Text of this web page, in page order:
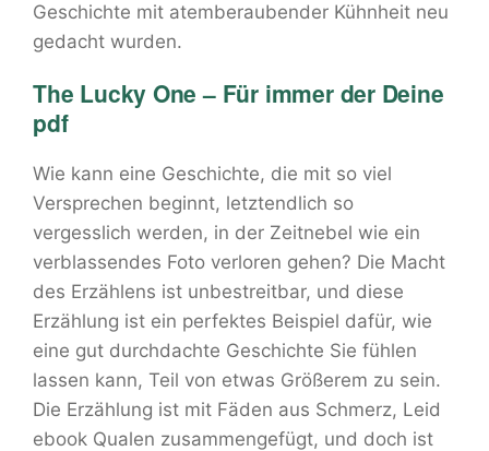
Geschichte mit atemberaubender Kühnheit neu
gedacht wurden.
The Lucky One – Für immer der Deine
pdf
Wie kann eine Geschichte, die mit so viel
Versprechen beginnt, letztendlich so
vergesslich werden, in der Zeitnebel wie ein
verblassendes Foto verloren gehen? Die Macht
des Erzählens ist unbestreitbar, und diese
Erzählung ist ein perfektes Beispiel dafür, wie
eine gut durchdachte Geschichte Sie fühlen
lassen kann, Teil von etwas Größerem zu sein.
Die Erzählung ist mit Fäden aus Schmerz, Leid
ebook Qualen zusammengefügt, und doch ist